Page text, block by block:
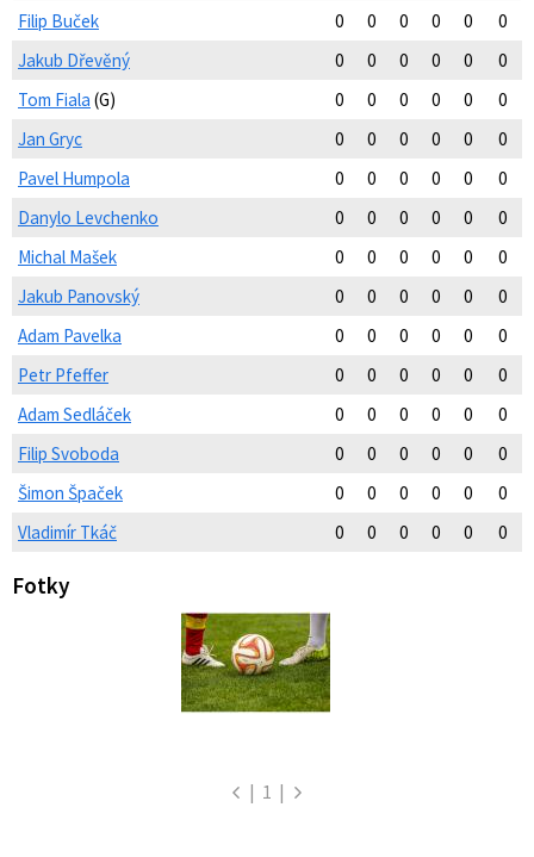
Filip Buček
0 0 0 0 0
0
Jakub Dřevěný
0 0 0 0 0
0
Tom Fiala (G) 0 0 0 0 0
0
Jan Gryc
0 0 0 0 0
0
Pavel Humpola
0 0 0 0 0
0
Danylo Levchenko
0 0 0 0 0
0
Michal Mašek
0 0 0 0 0
0
Jakub Panovský
0 0 0 0 0
0
Adam Pavelka
0 0 0 0 0
0
Petr Pfeffer
0 0 0 0 0
0
Adam Sedláček
0 0 0 0 0
0
Filip Svoboda
0 0 0 0 0
0
Šimon Špaček
0 0 0 0 0
0
Vladimír Tkáč
0 0 0 0 0 0
Fotky
| 1 |